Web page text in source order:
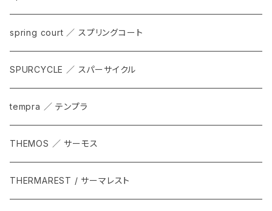
spring court ／ スプリングコート
SPURCYCLE ／ スパーサイクル
tempra ／ テンプラ
THEMOS ／ サーモス
THERMAREST / サーマレスト